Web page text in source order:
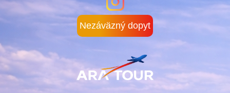
Nezáväzný dopyt